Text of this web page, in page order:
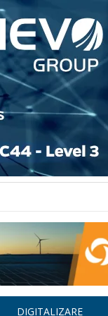
DIGITALIZARE